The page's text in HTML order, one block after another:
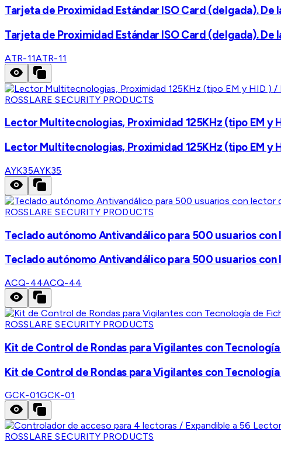
Tarjeta de Proximidad Estándar ISO Card (delgada). De
Tarjeta de Proximidad Estándar ISO Card (delgada). De
ATR-11ATR-11
ROSSLARE SECURITY PRODUCTS
Lector Multitecnologias, Proximidad 125KHz (tipo EM y
Lector Multitecnologias, Proximidad 125KHz (tipo EM y
AYK35AYK35
ROSSLARE SECURITY PRODUCTS
Teclado autónomo Antivandálico para 500 usuarios
Teclado autónomo Antivandálico para 500 usuarios
ACQ-44ACQ-44
ROSSLARE SECURITY PRODUCTS
Kit de Control de Rondas para Vigilantes con
Kit de Control de Rondas para Vigilantes con
GCK-01GCK-01
ROSSLARE SECURITY PRODUCTS